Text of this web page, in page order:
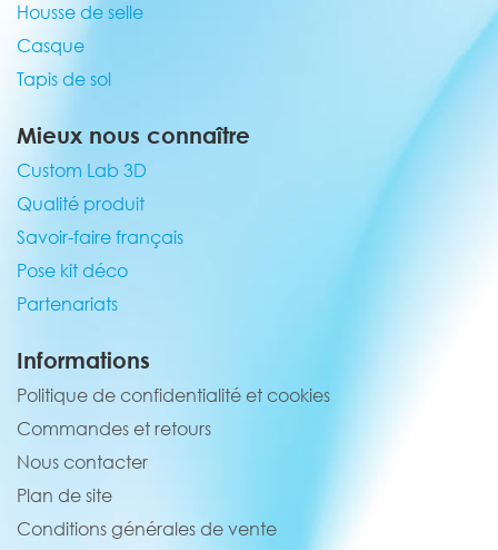
Housse de selle
Casque
Tapis de sol
Mieux nous connaître
Custom Lab 3D
Qualité produit
Savoir-faire français
Pose kit déco
Partenariats
Informations
Politique de confidentialité et cookies
Commandes et retours
Nous contacter
Plan de site
Conditions générales de vente